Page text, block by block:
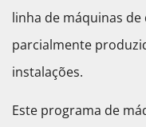
linha de máquinas
parcialmente
instalações.
Este programa de